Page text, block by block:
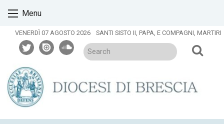
content
Menu
VENERDÌ 07 AGOSTO 2026 SANTI SISTO II, PAPA, E COMPAGNI, MARTIRI
twitterissuusoundcloud